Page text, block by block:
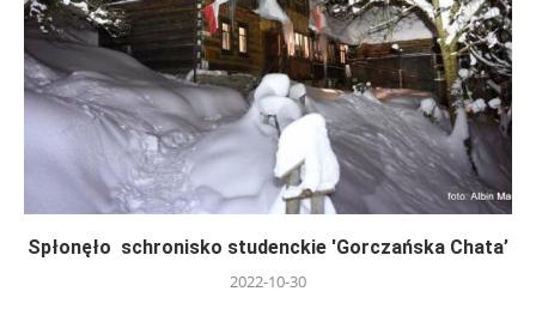
Spłonęło schronisko studenckie 'Gorczańska Chata’
2022-10-30